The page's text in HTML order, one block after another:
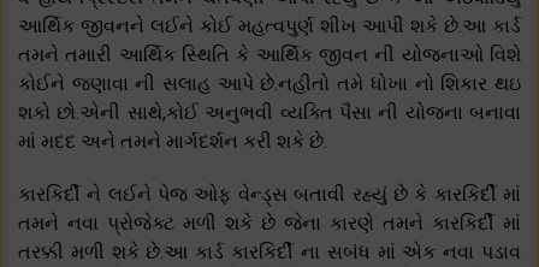
આર્થિક જીવનને લઈને કોઈ મહત્વપુર્ણ શીખ આપી શકે છે.આ કાર્ડ
તમને તમારી આર્થિક સ્થિતિ કે આર્થિક જીવન ની યોજનાઓ વિશે
કોઈને જણાવા ની સલાહ આપે છે.નહીતો તમે ધોખા નો શિકાર થઇ
શકો છો.એની સાથે,કોઈ અનુભવી વ્યક્તિ પૈસા ની યોજના બનાવા
માં મદદ અને તમને માર્ગદર્શન કરી શકે છે.
કારકિર્દી ને લઈને પેજ ઓફ વેન્ડ્સ બતાવી રહ્યું છે કે કારકિર્દી માં
તમને નવા પ્રોજેક્ટ મળી શકે છે જેના કારણે તમને કારકિર્દી માં
તરક્કી મળી શકે છે.આ કાર્ડ કારકિર્દી ના સબંધ માં એક નવા પડાવ